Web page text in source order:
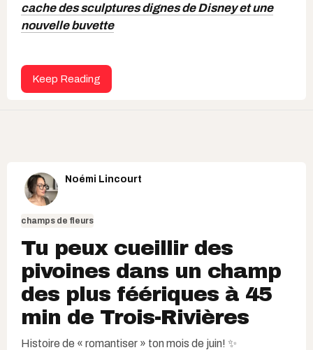
cache des sculptures dignes de Disney et une
nouvelle buvette
Keep Reading
Noémi Lincourt
champs de fleurs
Tu peux cueillir des
pivoines dans un champ
des plus féériques à 45
min de Trois-Rivières
Histoire de « romantiser » ton mois de juin! ✨